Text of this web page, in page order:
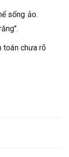
sống ảo.
toán chưa rõ